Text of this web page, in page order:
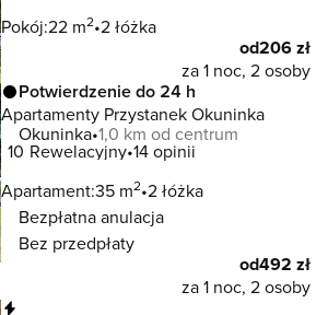
Pokój:22 m2 2 łóżka
od206 zł
za 1 noc, 2 osoby
Potwierdzenie do 24 h
Apartamenty Przystanek Okuninka
Okuninka 1,0 km od centrum
10 Rewelacyjny 14 opinii
Apartament:35 m2 2 łóżka
Bezpłatna anulacja
Bez przedpłaty
od492 zł
za 1 noc, 2 osoby